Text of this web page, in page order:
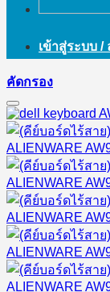
เข้าสู่ระบบ /
คัดกรอง